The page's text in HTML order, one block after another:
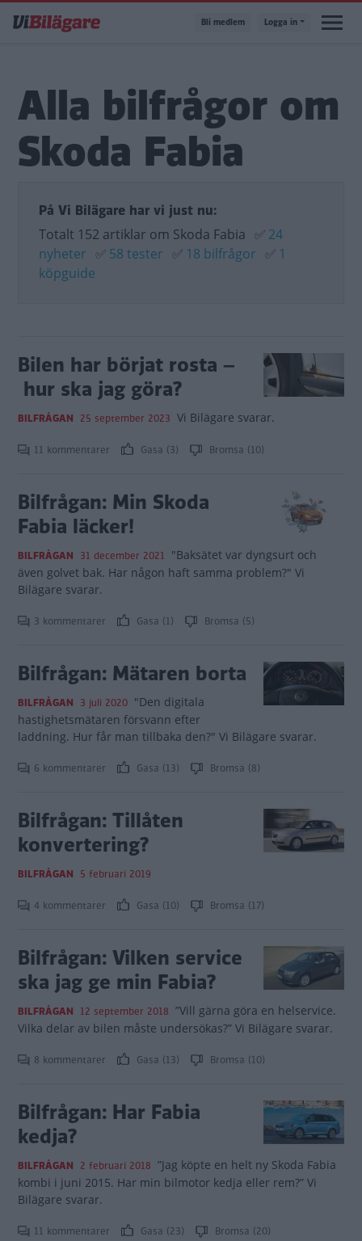
till
Bli medlem Logga in
Alla bilfrågor om
Skoda Fabia
På Vi Bilägare har vi just nu:
Totalt 152 artiklar om Skoda Fabia ✅ 24
nyheter ✅ 58 tester ✅ 18 bilfrågor ✅ 1
köpguide
Bilen har börjat rosta –
hur ska jag göra?
BILFRÅGAN 25 september 2023 Vi Bilägare svarar.
11 kommentarer Gasa (3) Bromsa (10)
Bilfrågan: Min Skoda
Fabia läcker!
BILFRÅGAN 31 december 2021 "Baksätet var dyngsurt och
även golvet bak. Har någon haft samma problem?" Vi
Bilägare svarar.
3 kommentarer Gasa (1) Bromsa (5)
Bilfrågan: Mätaren borta
BILFRÅGAN 3 juli 2020 "Den digitala
hastighetsmätaren försvann efter
laddning. Hur får man tillbaka den?" Vi Bilägare svarar.
6 kommentarer Gasa (13) Bromsa (8)
Bilfrågan: Tillåten
konvertering?
BILFRÅGAN 5 februari 2019
4 kommentarer Gasa (10) Bromsa (17)
Bilfrågan: Vilken service
ska jag ge min Fabia?
BILFRÅGAN 12 september 2018 ”Vill gärna göra en helservice.
Vilka delar av bilen måste undersökas?” Vi Bilägare svarar.
8 kommentarer Gasa (13) Bromsa (10)
Bilfrågan: Har Fabia
kedja?
BILFRÅGAN 2 februari 2018 ”Jag köpte en helt ny Skoda Fabia
kombi i juni 2015. Har min bilmotor kedja eller rem?” Vi
Bilägare svarar.
11 kommentarer Gasa (23) Bromsa (20)